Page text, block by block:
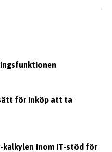
för inköp att ta
kalkylen inom IT-stöd för